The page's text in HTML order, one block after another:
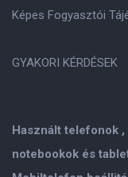
Használt telefonok
notebookok és
Képes Fogyasztói
GYAKORI KÉRDÉSEK